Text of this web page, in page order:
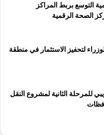
التوسع بربط المراكز
الصحة الرقمية
لتحفيز الاستثمار في منطقة
للمرحلة الثانية لمشروع النقل